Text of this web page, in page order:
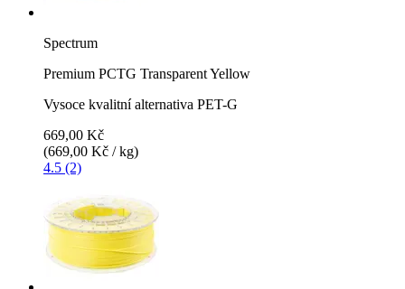
Spectrum
Premium PCTG Transparent Yellow
Vysoce kvalitní alternativa PET-G
669,00 Kč
(669,00 Kč / kg)
4.5 (2)